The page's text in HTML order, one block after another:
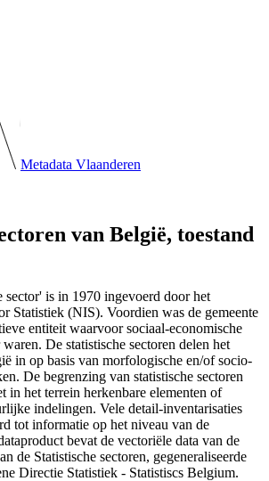
Metadata Vlaanderen
van België, toestand
sector' is in 1970 ingevoerd door het
Statistiek (NIS). Voordien was de gemeente
entiteit waarvoor sociaal-economische
De statistische sectoren delen het
in op basis van morfologische en/of socio-
De begrenzing van statistische sectoren
in het terrein herkenbare elementen of
indelingen. Vele detail-inventarisaties
tot informatie op het niveau van de
bevat de vectoriële data van de
de Statistische sectoren, gegeneraliseerde
Directie Statistiek - Statistiscs Belgium.